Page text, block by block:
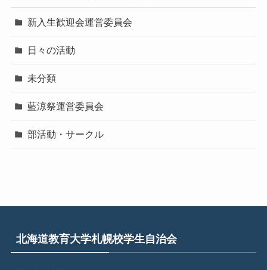
新入生歓迎会運営委員会
日々の活動
未分類
藍涼祭運営委員会
部活動・サークル
北海道教育大学札幌校学生自治会